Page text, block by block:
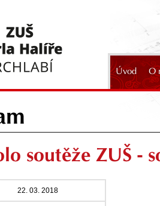
Úvod O
soutěže ZUŠ -
22. 03. 2018